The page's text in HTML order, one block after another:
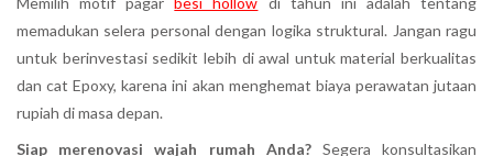
memadukan selera personal dengan logika struktural. Jangan ragu
untuk berinvestasi sedikit lebih di awal untuk material berkualitas
dan cat Epoxy, karena ini akan menghemat biaya perawatan jutaan
rupiah di masa depan.
Siap merenovasi wajah rumah Anda?Segera konsultasikan